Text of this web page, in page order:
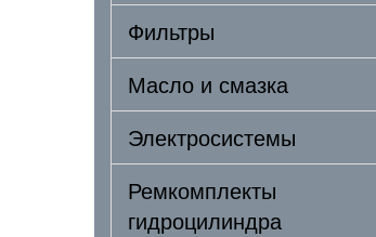
Фильтры
Масло и смазка
Электросистемы
Ремкомплекты
гидроцилиндра